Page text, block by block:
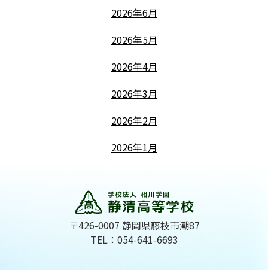
2026年6月
2026年5月
2026年4月
2026年3月
2026年2月
2026年1月
〒426-0007 静岡県藤枝市潮87
TEL：054-641-6693